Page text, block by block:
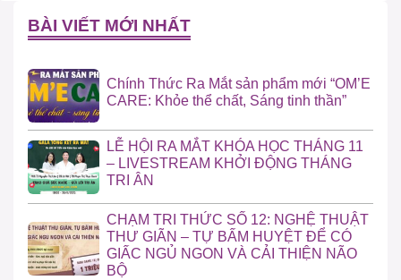
BÀI VIẾT MỚI NHẤT
Chính Thức Ra Mắt sản phẩm mới “OM’E
CARE: Khỏe thể chất, Sáng tinh thần”
LỄ HỘI RA MẮT KHÓA HỌC THÁNG 11
– LIVESTREAM KHỞI ĐỘNG THÁNG
TRI ÂN
CHẠM TRI THỨC SỐ 12: NGHỆ THUẬT
THƯ GIÃN – TỰ BẤM HUYỆT ĐỂ CÓ
GIẤC NGỦ NGON VÀ CẢI THIỆN NÃO
BỘ